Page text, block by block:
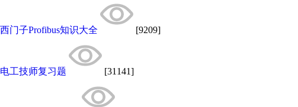
西门子Profibus知识大全 [9209]
电工技师复习题 [31141]